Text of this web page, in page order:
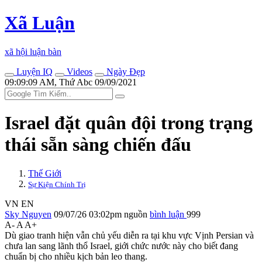
Xã Luận
xã hội luận bàn
Luyện IQ
Videos
Ngày Đẹp
09:09:09 AM, Thứ Abc 09/09/2021
Israel đặt quân đội trong trạng
thái sẵn sàng chiến đấu
Thế Giới
Sự Kiện Chính Trị
VN EN
Sky Nguyen 09/07/26 03:02pm nguồn bình luận 999
A- A A+
Dù giao tranh hiện vẫn chủ yếu diễn ra tại khu vực Vịnh Persian và
chưa lan sang lãnh thổ Israel, giới chức nước này cho biết đang
chuẩn bị cho nhiều kịch bản leo thang.